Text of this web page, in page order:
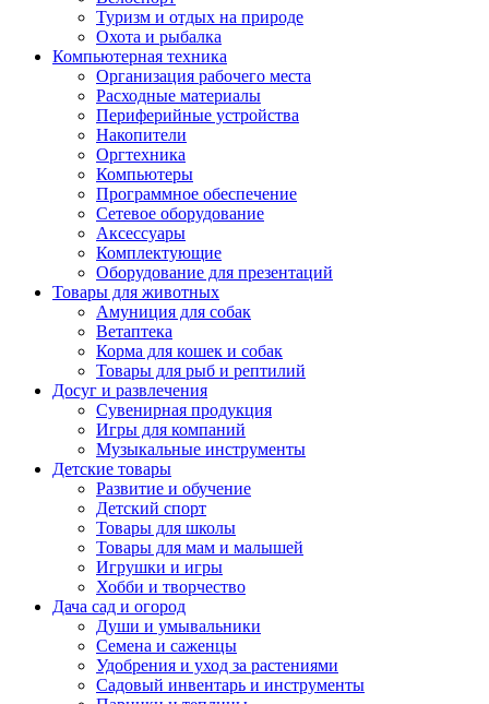
Туризм и отдых на природе
Охота и рыбалка
Компьютерная техника
Организация рабочего места
Расходные материалы
Периферийные устройства
Накопители
Оргтехника
Компьютеры
Программное обеспечение
Сетевое оборудование
Аксессуары
Комплектующие
Оборудование для презентаций
Товары для животных
Амуниция для собак
Ветаптека
Корма для кошек и собак
Товары для рыб и рептилий
Досуг и развлечения
Сувенирная продукция
Игры для компаний
Музыкальные инструменты
Детские товары
Развитие и обучение
Детский спорт
Товары для школы
Товары для мам и малышей
Игрушки и игры
Хобби и творчество
Дача сад и огород
Души и умывальники
Семена и саженцы
Удобрения и уход за растениями
Садовый инвентарь и инструменты